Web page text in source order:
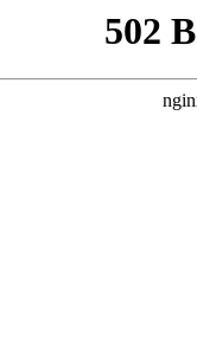
502